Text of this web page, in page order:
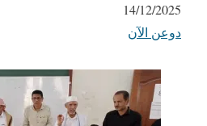
التاريخ
14/12/2025
في ما يتعلق بما يأتي
دوعن الآن